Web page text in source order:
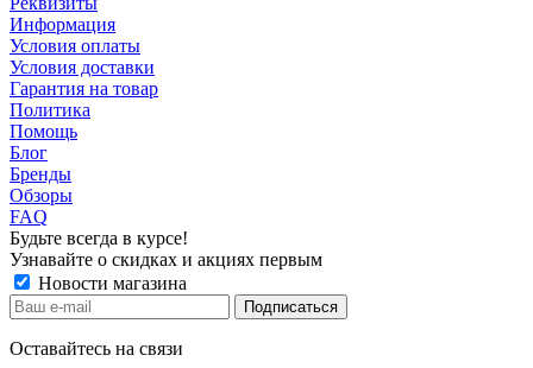
Информация
Условия оплаты
Условия доставки
Гарантия на товар
Политика
Помощь
Блог
Бренды
Обзоры
FAQ
Будьте всегда в курсе!
Узнавайте о скидках и акциях первым
Новости магазина
Оставайтесь на связи